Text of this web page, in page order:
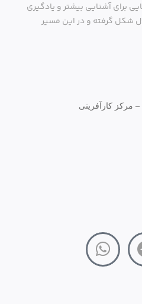
برای آشنایی بیشتر و یادگیری
شکل گرفته و در این مسیر
مرکز کارآفرینی